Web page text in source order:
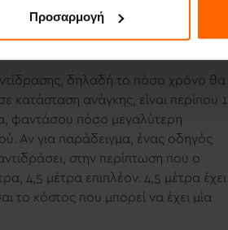
Προσαρμογή
δηλαδή το πόσο χρόνο θα
κατάσταση ανάγκης, είναι περίπου 1
φαντάσου πόσο μεγαλύτερη
Αν για παράδειγμα, ένας οδηγός
στην περίπτωση που ο
4,5 μέτρα επιπλέον. 4,5 μέτρα έχει
το κόστος που μπορεί να έχει μία